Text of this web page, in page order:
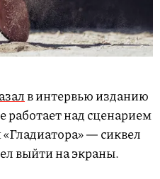
в интервью изданию
работает над сценарием
«Гладиатора» — сиквел
выйти на экраны.